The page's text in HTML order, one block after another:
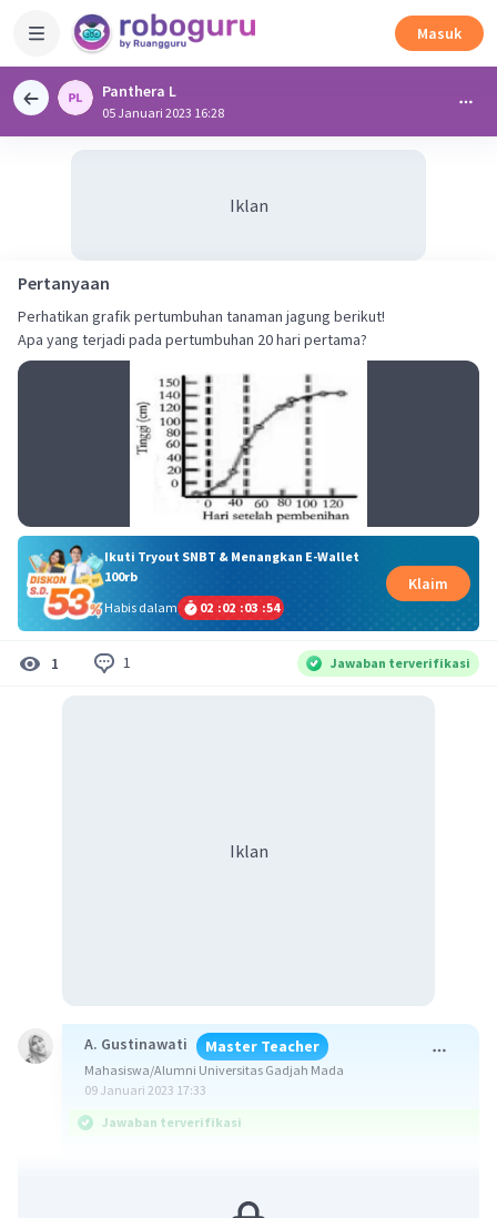
Masuk
Panthera L
05 Januari 2023 16:28
Iklan
Pertanyaan
Perhatikan grafik pertumbuhan tanaman jagung berikut!
Apa yang terjadi pada pertumbuhan 20 hari pertama?
Ikuti Tryout SNBT & Menangkan E-Wallet
100rb
Habis dalam
02 :02 :03 :54
Klaim
1 1 Jawaban terverifikasi
Iklan
A. Gustinawati Master Teacher
Mahasiswa/Alumni Universitas Gadjah Mada
09 Januari 2023 17:33
Jawaban terverifikasi
pertama adalah pembelahan sel yang sedikit.